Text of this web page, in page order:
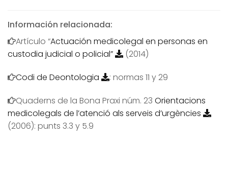
Información relacionada:
Artículo “Actuación medicolegal en personas en
custodia judicial o policial”
(2014)
Codi de Deontologia
: normas 11 y 29
Quaderns de la Bona Praxi núm. 23 Orientacions
medicolegals de l’atenció als serveis d’urgències
(2006): punts 3.3 y 5.9